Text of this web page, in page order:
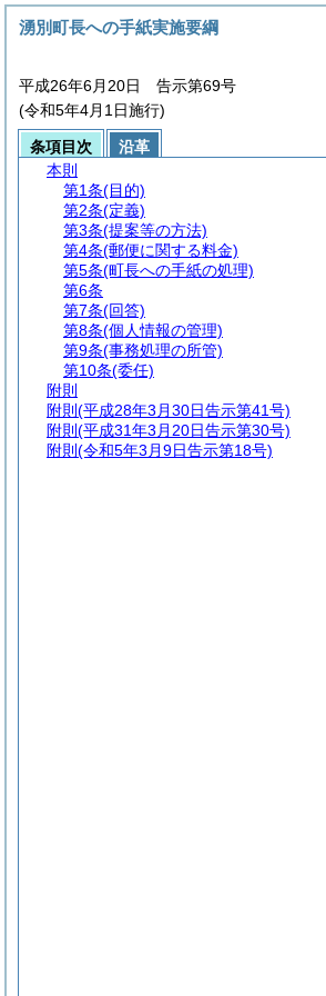
湧別町長への手紙実施要綱
平成26年6月20日 告示第69号
(令和5年4月1日施行)
条項目次
沿革
本則
第1条(目的)
第2条(定義)
第3条(提案等の方法)
第4条(郵便に関する料金)
第5条(町長への手紙の処理)
第6条
第7条(回答)
第8条(個人情報の管理)
第9条(事務処理の所管)
第10条(委任)
附則
附則 (平成28年3月30日告示第41号)
附則 (平成31年3月20日告示第30号)
附則 (令和5年3月9日告示第18号)